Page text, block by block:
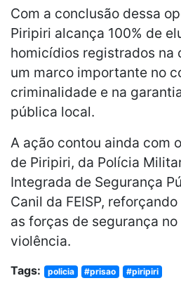
Com a conclusão dessa
Piripiri alcança 100% de
homicídios registrados na
um marco importante no
criminalidade e na
pública local.
A ação contou ainda com
de Piripiri, da Polícia
Integrada de Segurança
Canil da FEISP,
as forças de segurança
violência.
Tags: policia #prisao #piripiri